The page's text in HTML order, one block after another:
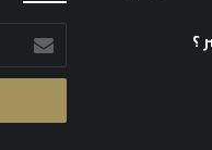
؟
بريدك
الإلكتروني